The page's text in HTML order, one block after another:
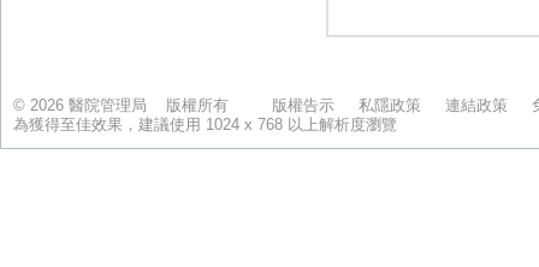
© 2026 醫院管理局 版權所有 版權告示 私隱政策 連結政策
為獲得至佳效果，建議使用 1024 x 768 以上解析度瀏覽